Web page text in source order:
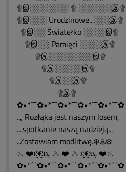
۩இ░░░░░░░ ۩ ░░░░░░இ۩
۩இ░░░ Urodzinowe...░░░இ۩
۩இ░░ Światełko ░░░░இ۩
۩இ░░ Pamięci ░░░░இ۩
۩இ░░░░░░░░இ۩
۩இ░░░░░இ۩
۩இ░░இ۩
۩இ۩
✿•*´¯`✿•*´¯`✿•*´¯`✿•*´¯`✿•*´¯`✿
..„ Rozłąka jest naszym losem,
....spotkanie naszą nadzieją...
..Zostawiam modlitwę.❄️♨️❄️
♨ ❤️ԑ̮̑♦̮̑ɜܓ ♨ ❤️ ♨ ԑ̮̑♦̮̑ɜܓ ❤️♨
✿•*´¯`✿•*´¯`✿•*´¯`✿•*´¯`✿•*´¯`✿